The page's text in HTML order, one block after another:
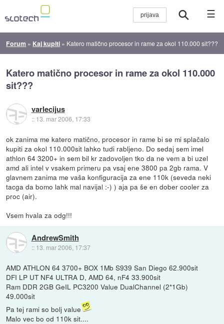
☰
Forum » Kaj kupiti » Katero matično procesor in rame za okol 110.000 sit???
Katero matično procesor in rame za okol 110.000
sit???
varlecijus
:: 13. mar 2006, 17:33
ok zanima me katero matično, procesor in rame bi se mi splačalo
kupiti za okol 110.000sit lahko tudi rabljeno. Do sedaj sem imel
athlon 64 3200+ in sem bil kr zadovoljen tko da ne vem a bi uzel
amd ali intel v vsakem primeru pa vsaj ene 3800 pa 2gb rama. V
glavnem zanima me vaša konfiguracija za ene 110k (seveda neki
tacga da bomo lahk mal navijal :-) ) aja pa še en dober cooler za
proc (air).
Vsem hvala za odg!!!
AndrewSmith
:: 13. mar 2006, 17:37
AMD ATHLON 64 3700+ BOX 1Mb S939 San Diego 62.900sit
DFI LP UT NF4 ULTRA D, AMD 64, nF4 33.900sit
Ram DDR 2GB GeIL PC3200 Value DualChannel (2*1Gb)
49.000sit
Pa tej rami so bolj value
Malo vec bo od 110k sit....